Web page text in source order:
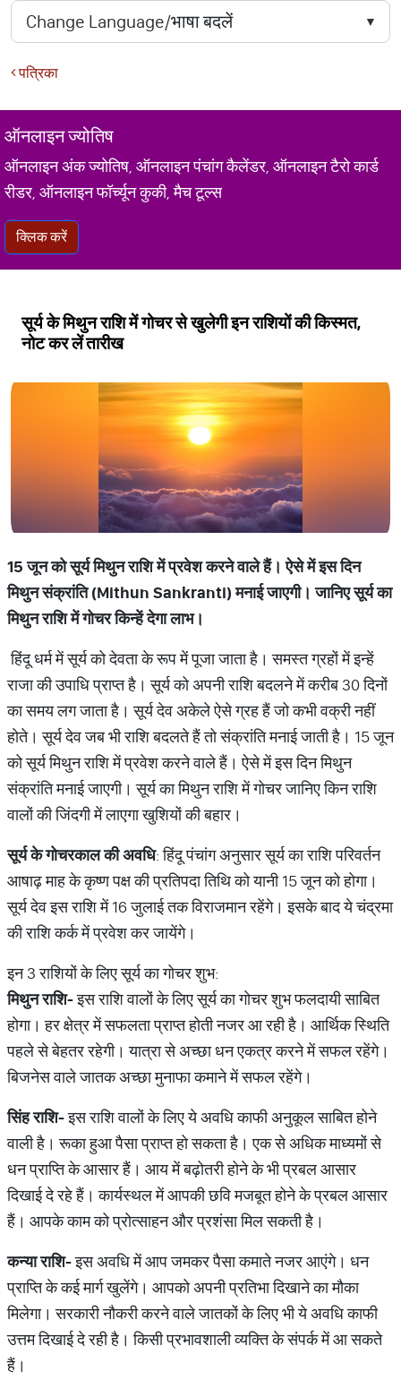
पत्रिका
ऑनलाइन ज्योतिष
ऑनलाइन अंक ज्योतिष, ऑनलाइन पंचांग कैलेंडर, ऑनलाइन टैरो कार्ड
रीडर, ऑनलाइन फॉर्च्यून कुकी, मैच टूल्स
क्लिक करें
सूर्य के मिथुन राशि में गोचर से खुलेगी इन राशियों की किस्मत,
नोट कर लें तारीख
15 जूनकोसूर्यमिथुनराशिमेंप्रवेशकरनेवालेहैं। ऐसेमेंइसदिन
मिथुनसंक्रांति(Mithun Sankranti)मनाईजाएगी। जानिएसूर्यका
मिथुनराशिमेंगोचरकिन्हेंदेगालाभ।
हिंदू धर्म में सूर्य को देवता के रूप में पूजा जाता है। समस्त ग्रहों में इन्हें
राजा की उपाधि प्राप्त है। सूर्य को अपनी राशि बदलने में करीब 30 दिनों
का समय लग जाता है। सूर्य देव अकेले ऐसे ग्रह हैं जो कभी वक्री नहीं
होते। सूर्य देव जब भी राशि बदलते हैं तो संक्रांति मनाई जाती है। 15 जून
को सूर्य मिथुन राशि में प्रवेश करने वाले हैं। ऐसे में इस दिन मिथुन
संक्रांति मनाई जाएगी। सूर्य का मिथुन राशि में गोचर जानिए किन राशि
वालों की जिंदगी में लाएगा खुशियों की बहार।
सूर्यकेगोचरकालकीअवधि: हिंदू पंचांग अनुसार सूर्य का राशि परिवर्तन
आषाढ़ माह के कृष्ण पक्ष की प्रतिपदा तिथि को यानी 15 जून को होगा।
सूर्य देव इस राशि में 16 जुलाई तक विराजमान रहेंगे। इसके बाद ये चंद्रमा
की राशि कर्क में प्रवेश कर जायेंगे।
इन 3 राशियों के लिए सूर्य का गोचर शुभ:
मिथुनराशि-इस राशि वालों के लिए सूर्य का गोचर शुभ फलदायी साबित
होगा। हर क्षेत्र में सफलता प्राप्त होती नजर आ रही है। आर्थिक स्थिति
पहले से बेहतर रहेगी। यात्रा से अच्छा धन एकत्र करने में सफल रहेंगे।
बिजनेस वाले जातक अच्छा मुनाफा कमाने में सफल रहेंगे।
सिंहराशि-इस राशि वालों के लिए ये अवधि काफी अनुकूल साबित होने
वाली है। रूका हुआ पैसा प्राप्त हो सकता है। एक से अधिक माध्यमों से
धन प्राप्ति के आसार हैं। आय में बढ़ोतरी होने के भी प्रबल आसार
दिखाई दे रहे हैं। कार्यस्थल में आपकी छवि मजबूत होने के प्रबल आसार
हैं। आपके काम को प्रोत्साहन और प्रशंसा मिल सकती है।
कन्याराशि-इस अवधि में आप जमकर पैसा कमाते नजर आएंगे। धन
प्राप्ति के कई मार्ग खुलेंगे। आपको अपनी प्रतिभा दिखाने का मौका
मिलेगा। सरकारी नौकरी करने वाले जातकों के लिए भी ये अवधि काफी
उत्तम दिखाई दे रही है। किसी प्रभावशाली व्यक्ति के संपर्क में आ सकते
हैं।